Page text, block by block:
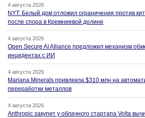
4 августа 2026
NYT: Белый дом отложил ограничения против
после спора в Кремниевой долине
4 августа 2026
Open Secure AI Alliance предложил механизм
инцидентах с ИИ
4 августа 2026
Mariana Minerals привлекла $310 млн на
переработки металлов
4 августа 2026
Anthropic закупит у облачного стартапа Volta